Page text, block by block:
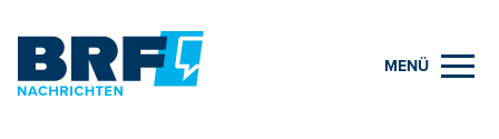
MENÜ